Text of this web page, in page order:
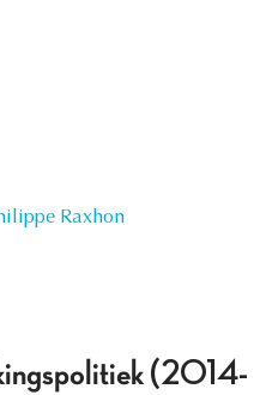
Raxhon
(2014-